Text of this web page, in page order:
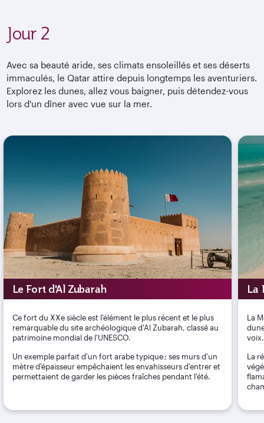
Jour 2
Avec sa beauté aride, ses climats ensoleillés et ses déserts
immaculés, le Qatar attire depuis longtemps les aventuriers.
Explorez les dunes, allez vous baigner, puis détendez-vous
lors d'un dîner avec vue sur la mer.
Le Fort d'Al Zubarah
Ce fort du XXe siècle est l'élément le plus récent et le plus
remarquable du site archéologique d'Al Zubarah, classé au
patrimoine mondial de l'UNESCO.
Un exemple parfait d'un fort arabe typique ; ses murs d'un
mètre d'épaisseur empêchaient les envahisseurs d'entrer et
permettaient de garder les pièces fraîches pendant l'été.
La
La
voix.
La